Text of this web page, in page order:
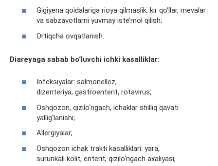
Gigiyena qoidalariga rioya qilmaslik; kir qo‘llar, mevalar
va sabzavotlarni yuvmay iste’mol qilish;
Ortiqcha ovqatlanish.
Diareyaga sabab bo‘luvchi ichki kasalliklar:
Infeksiyalar: salmonellez,
dizenteriya, gastroenterit, rotavirus;
Oshqozon, qizilo‘ngach, ichaklar shilliq qavati
yallig‘lanishi;
Allergiyalar;
Oshqozon ichak trakti kasalliklari: yara,
surunkali kolit, enterit, qizilo‘ngach axaliyasi,